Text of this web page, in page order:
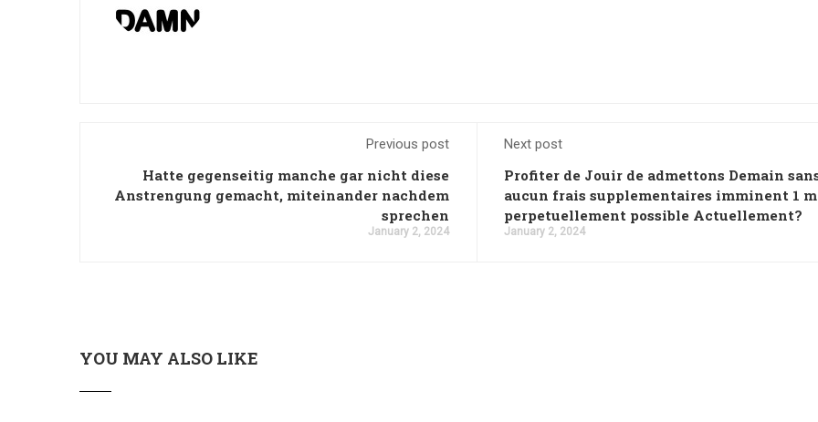
Previous post
Hatte gegenseitig manche gar nicht diese
Anstrengung gemacht, miteinander nachdem
sprechen
January 2, 2024
Next post
Profiter de Jouir de admettons Demain
aucun frais supplementaires imminent 1
perpetuellement possible Actuellement?
January 2, 2024
YOU MAY ALSO LIKE